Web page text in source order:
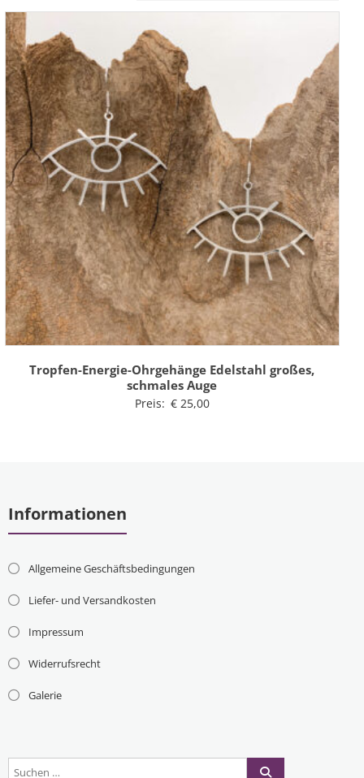
Tropfen-Energie-Ohrgehänge Edelstahl großes,
schmales Auge
Preis: €25,00
Informationen
Allgemeine Geschäftsbedingungen
Liefer- und Versandkosten
Impressum
Widerrufsrecht
Galerie